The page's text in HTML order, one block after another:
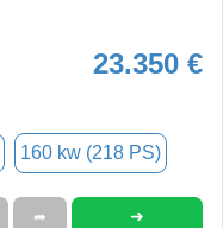
23.350 €
160 kw (218 PS)
➦ ➜